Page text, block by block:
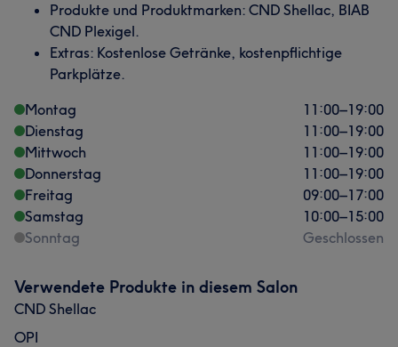
Produkte und Produktmarken: CND Shellac, BIAB
CND Plexigel.
Extras: Kostenlose Getränke, kostenpflichtige
Parkplätze.
Montag
11:00–19:00
Dienstag
11:00–19:00
Mittwoch
11:00–19:00
Donnerstag
11:00–19:00
Freitag
09:00–17:00
Samstag
10:00–15:00
Sonntag
Geschlossen
Verwendete Produkte in diesem Salon
CND Shellac
OPI